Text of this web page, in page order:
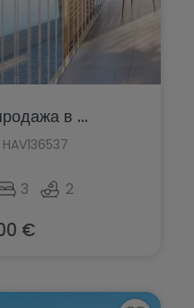
в ...
3 2
€